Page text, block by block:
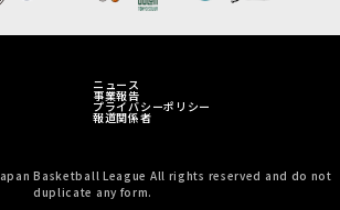
ニュース
事業報告
プライバシーポリシー
報道関係者
Basketball League All rights reserved and do not
duplicate any form.